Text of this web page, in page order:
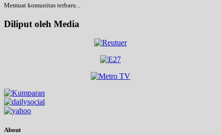
Memuat komunitas terbaru...
Diliput oleh Media
About